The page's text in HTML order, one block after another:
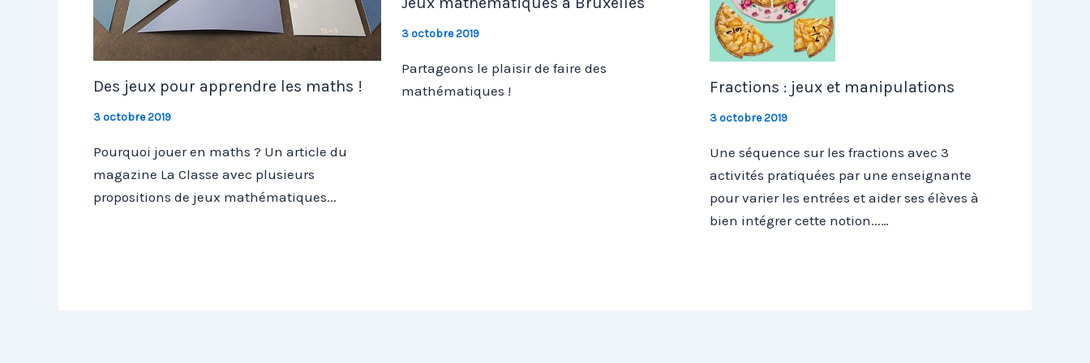
Des jeux pour apprendre les maths !
3 octobre 2019
Pourquoi jouer en maths ? Un article du
magazine La Classe avec plusieurs
propositions de jeux mathématiques...
3 octobre 2019
Partageons le plaisir de faire des
mathématiques !
Fractions : jeux et manipulations
3 octobre 2019
Une séquence sur les fractions avec 3
activités pratiquées par une enseignante
pour varier les entrées et aider ses élèves à
bien intégrer cette notion...…